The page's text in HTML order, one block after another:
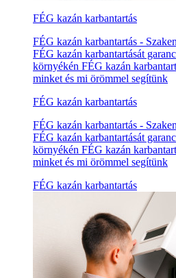
FÉG kazán karbantartás
FÉG kazán karbantartás -
FÉG kazán karbantartását
környékén FÉG kazán
minket és mi örömmel segítünk
FÉG kazán karbantartás
FÉG kazán karbantartás -
FÉG kazán karbantartását
környékén FÉG kazán
minket és mi örömmel segítünk
FÉG kazán karbantartás